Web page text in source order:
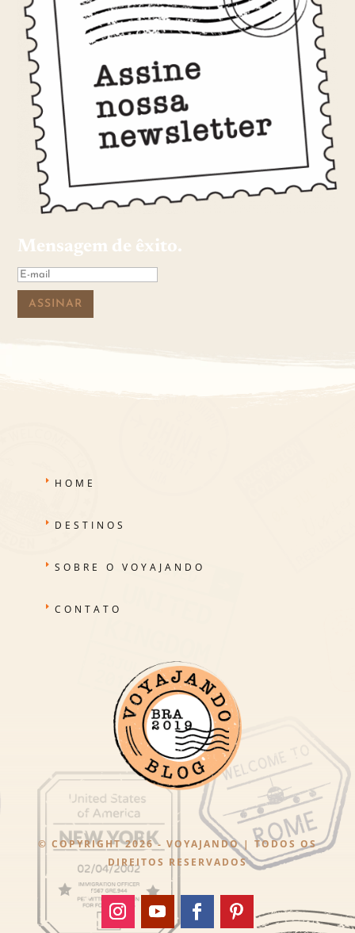
Mensagem de êxito.
ASSINAR
HOME
DESTINOS
SOBRE O VOYAJANDO
CONTATO
© COPYRIGHT 2026 - VOYAJANDO | TODOS OS
DIREITOS RESERVADOS